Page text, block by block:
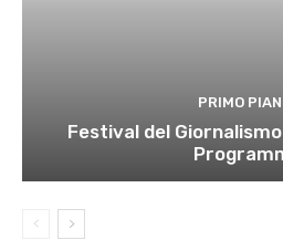
PRIMO
Festival del